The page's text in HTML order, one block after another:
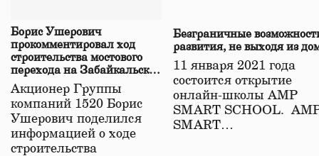
Борис Ушерович
прокомментировал ход
строительства мостового
перехода на Забайкальской
железной дороге
Акционер Группы
компаний 1520 Борис
Ушерович поделился
информацией о ходе
строительства
Безграничные
развития, не выходя из
11 января 2021 года
состоится открытие
онлайн-школы АМР
SMART SCHOOL.
SMART…